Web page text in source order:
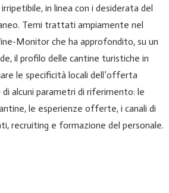
in linea con i desiderata del
Temi trattati ampiamente nel
Monitor che ha approfondito, su un
il profilo delle cantine turistiche in
le specificità locali dell’offerta
alcuni parametri di riferimento: le
le esperienze offerte, i canali di
recruiting e formazione del personale.